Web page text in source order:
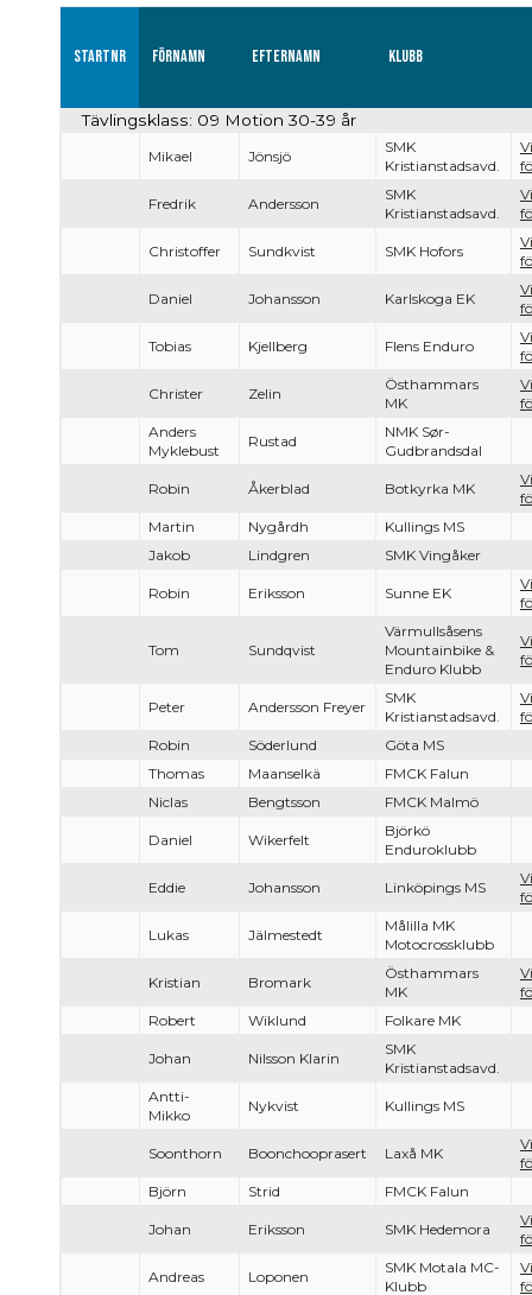
Startnr Förnamn Efternamn Klubb
Tävlingsklass: 09 Motion 30-39 år
Mikael Jönsjö
SMK
Kristianstadsavd.
Fredrik Andersson
SMK
Kristianstadsavd.
Christoffer Sundkvist SMK Hofors
Daniel Johansson Karlskoga EK
Tobias Kjellberg Flens Enduro
Christer Zelin
Östhammars
MK
Anders
Myklebust
Rustad
NMK Sør-
Gudbrandsdal
Robin Åkerblad Botkyrka MK
Martin
Nygårdh
Kullings MS
Jakob
Lindgren SMK Vingåker
Robin Eriksson Sunne EK
Tom Sundqvist
Värmullsåsens
Mountainbike &
Enduro Klubb
Peter Andersson Freyer
SMK
Kristianstadsavd.
Robin
Söderlund
Göta MS
Thomas
Maanselkä
FMCK Falun
Niclas
Bengtsson FMCK Malmö
Daniel Wikerfelt
Björkö
Enduroklubb
Eddie Johansson Linköpings MS
Lukas Jälmestedt
Målilla MK
Motocrossklubb
Kristian Bromark
Östhammars
MK
Robert
Wiklund Folkare MK
Johan Nilsson Klarin
SMK
Kristianstadsavd.
Antti-
Mikko
Nykvist Kullings MS
Soonthorn Boonchooprasert Laxå MK
Björn
Strid FMCK Falun
Johan Eriksson SMK Hedemora
Andreas Loponen
SMK Motala MC-
Klubb